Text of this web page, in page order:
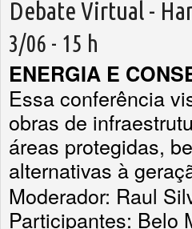
Debate Virtual -
3/06 - 15 h
ENERGIA E
Essa conferência
obras de
áreas protegidas,
alternativas à
Moderador: Raul
Participantes: Belo